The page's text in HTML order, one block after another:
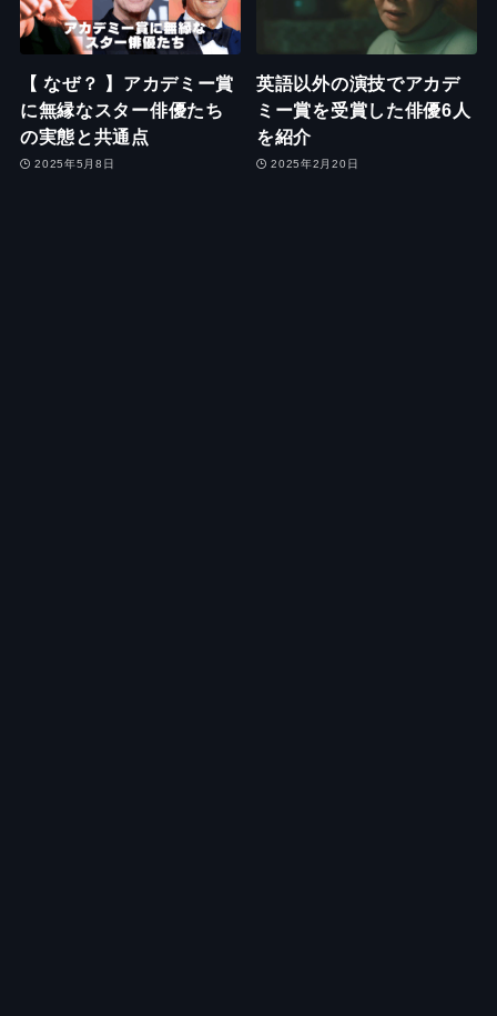
【 なぜ？ 】アカデミー賞
に無縁なスター俳優たち
の実態と共通点
2025年5月8日
英語以外の演技でアカデ
ミー賞を受賞した俳優6人
を紹介
2025年2月20日